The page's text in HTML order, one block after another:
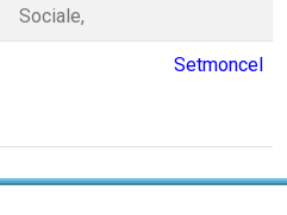
Sociale,
Setmoncel